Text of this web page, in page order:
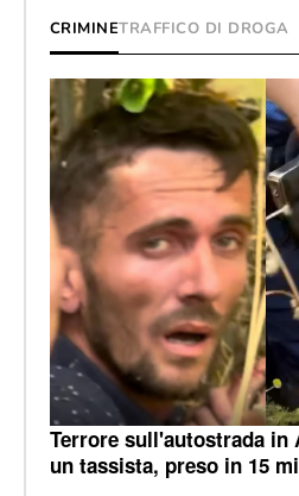
CRIMINETRAFFICO DI DROGA
Terrore sull'autostrada in
un tassista, preso in 15